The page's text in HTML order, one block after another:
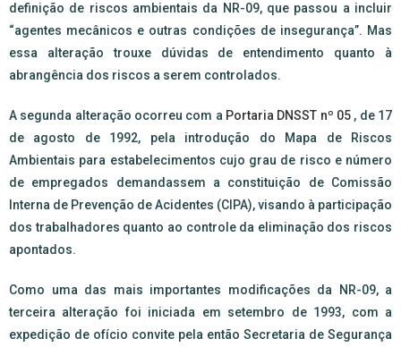
definição de riscos ambientais da NR-09, que passou a incluir
“agentes mecânicos e outras condições de insegurança”. Mas
essa alteração trouxe dúvidas de entendimento quanto à
abrangência dos riscos a serem controlados.
A segunda alteração ocorreu com a Portaria DNSST nº 05 , de 17
de agosto de 1992, pela introdução do Mapa de Riscos
Ambientais para estabelecimentos cujo grau de risco e número
de empregados demandassem a constituição de Comissão
Interna de Prevenção de Acidentes (CIPA), visando à participação
dos trabalhadores quanto ao controle da eliminação dos riscos
apontados.
Como uma das mais importantes modificações da NR-09, a
terceira alteração foi iniciada em setembro de 1993, com a
expedição de ofício convite pela então Secretaria de Segurança